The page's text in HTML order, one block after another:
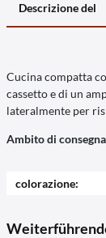
Descrizione del
Cucina compatta
cassetto e di un
lateralmente per
Ambito di
colorazione: